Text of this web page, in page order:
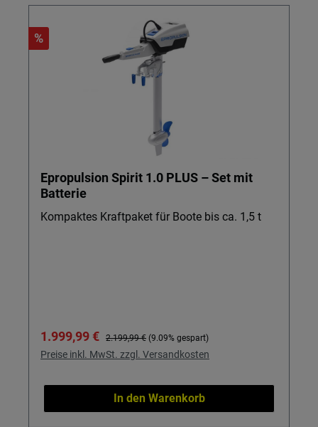
%
Epropulsion Spirit 1.0 PLUS – Set mit
Batterie
Kompaktes Kraftpaket für Boote bis ca. 1,5 t
Verkaufspreis:
1.999,99 € Regulärer Preis:
2.199,99 € (9.09% gespart)
Preise inkl. MwSt. zzgl. Versandkosten
In den Warenkorb